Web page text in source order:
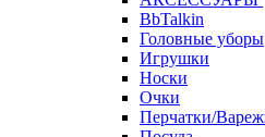
BbTalkin
Головные уборы
Игрушки
Носки
Очки
Перчатки/